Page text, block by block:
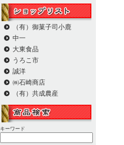
（有）御菓子司小鹿
中一
大東食品
うろこ市
誠洋
㈱石崎商店
（有）共成農産
キーワード